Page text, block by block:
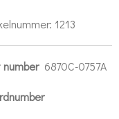
1213
number 6870C-0757A